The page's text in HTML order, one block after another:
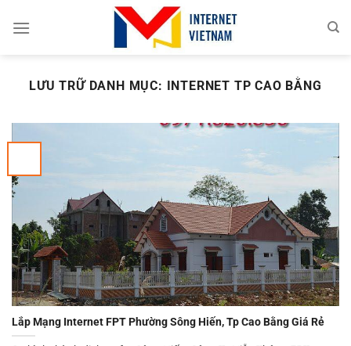
đến
LƯU TRỮ DANH MỤC: INTERNET TP CAO BẰNG
Lắp Mạng Internet FPT Phường Sông Hiến, Tp Cao Bằng Giá Rẻ